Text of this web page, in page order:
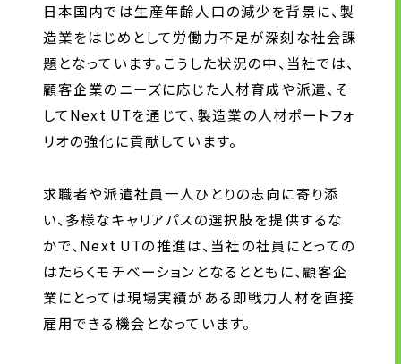
UTグループが取り組む重点課題
ステークホルダー・エンゲージメント
サステナビリティ指標
株主・投資家の皆様へ
経営方針
IRライブラリ
株式情報
業績・財務情報
日本国内では生産年齢人口の減少を背景に、製
造業をはじめとして労働力不足が深刻な社会課
題となっています。こうした状況の中、当社では、
顧客企業のニーズに応じた人材育成や派遣、そ
してNext UTを通じて、製造業の人材ポートフォ
リオの強化に貢献しています。
求職者や派遣社員一人ひとりの志向に寄り添
い、多様なキャリアパスの選択肢を提供するな
かで、Next UTの推進は、当社の社員にとっての
はたらくモチベーションとなるとともに、顧客企
業にとっては現場実績がある即戦力人材を直接
雇用できる機会となっています。